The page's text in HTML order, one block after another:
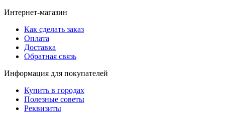
Интернет-магазин
Как сделать заказ
Оплата
Доставка
Обратная связь
Информация для покупателей
Купить в городах
Полезные советы
Реквизиты